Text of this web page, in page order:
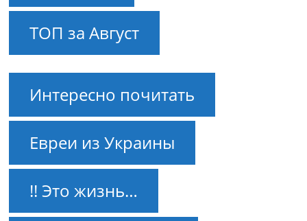
ТОП за Август
Интересно почитать
Евреи из Украины
!! Это жизнь…